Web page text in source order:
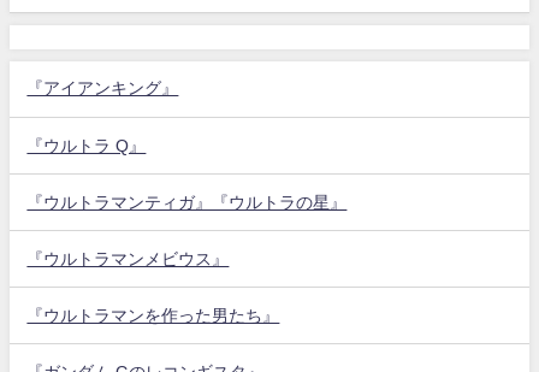
『アイアンキング』
『ウルトラ Q』
『ウルトラマンティガ』『ウルトラの星』
『ウルトラマンメビウス』
『ウルトラマンを作った男たち』